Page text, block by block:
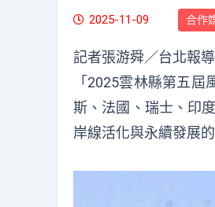
2025-11-09 合作
記者張游舜／台北報導
「2025雲林縣第五
斯、法國、瑞士、印
岸線活化與永續發展